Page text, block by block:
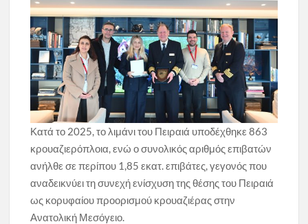
Κατά το 2025, το λιμάνι του Πειραιά υποδέχθηκε 863
κρουαζιερόπλοια, ενώ ο συνολικός αριθμός επιβατών
ανήλθε σε περίπου 1,85 εκατ. επιβάτες, γεγονός που
αναδεικνύει τη συνεχή ενίσχυση της θέσης του Πειραιά
ως κορυφαίου προορισμού κρουαζιέρας στην
Ανατολική Μεσόγειο.